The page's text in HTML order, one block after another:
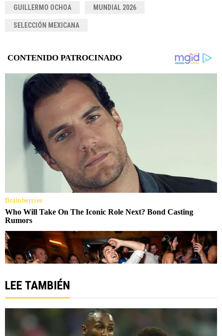
GUILLERMO OCHOA MUNDIAL 2026
SELECCIÓN MEXICANA